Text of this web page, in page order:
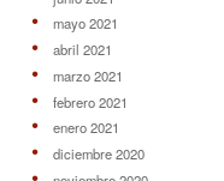
mayo 2021
abril 2021
marzo 2021
febrero 2021
enero 2021
diciembre 2020